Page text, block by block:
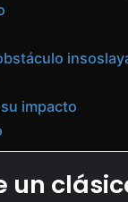
impacto
un